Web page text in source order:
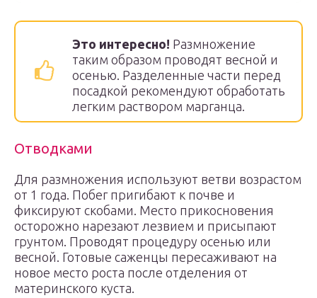
Это интересно! Размножение
таким образом проводят весной и
осенью. Разделенные части перед
посадкой рекомендуют обработать
легким раствором марганца.
Отводками
Для размножения используют ветви возрастом
от 1 года. Побег пригибают к почве и
фиксируют скобами. Место прикосновения
осторожно нарезают лезвием и присыпают
грунтом. Проводят процедуру осенью или
весной. Готовые саженцы пересаживают на
новое место роста после отделения от
материнского куста.